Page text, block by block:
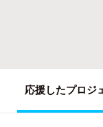
応援したプロジ